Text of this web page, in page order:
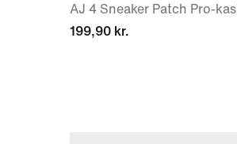
AJ 4 Sneaker Patch Pro-
199,90 kr.